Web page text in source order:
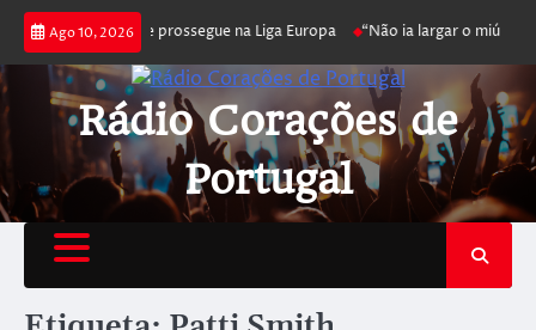
Ago 10, 2026
Benfica joga poker e prossegue na Liga Europa “Não ia largar o miúdo”.
Rádio Corações de
Portugal